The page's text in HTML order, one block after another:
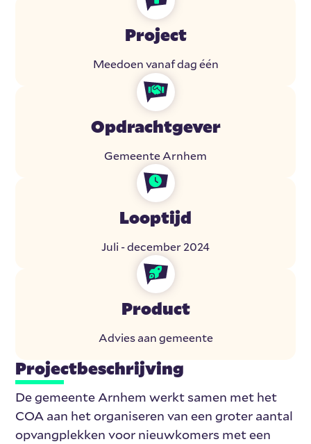
Project
Meedoen vanaf dag één
Opdrachtgever
Gemeente Arnhem
Looptijd
Juli - december 2024
Product
Advies aan gemeente
Projectbeschrijving
De gemeente Arnhem werkt samen met het
COA aan het organiseren van een groter aantal
opvangplekken voor nieuwkomers met een